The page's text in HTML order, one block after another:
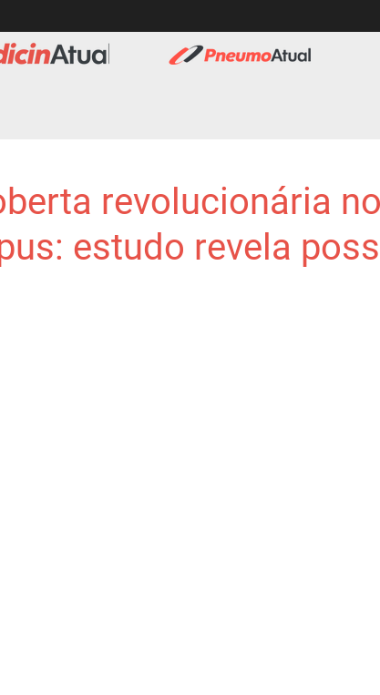
revolucionária
estudo revela